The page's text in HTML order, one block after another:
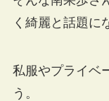
く綺麗と話題に
私服やプライベ
う。